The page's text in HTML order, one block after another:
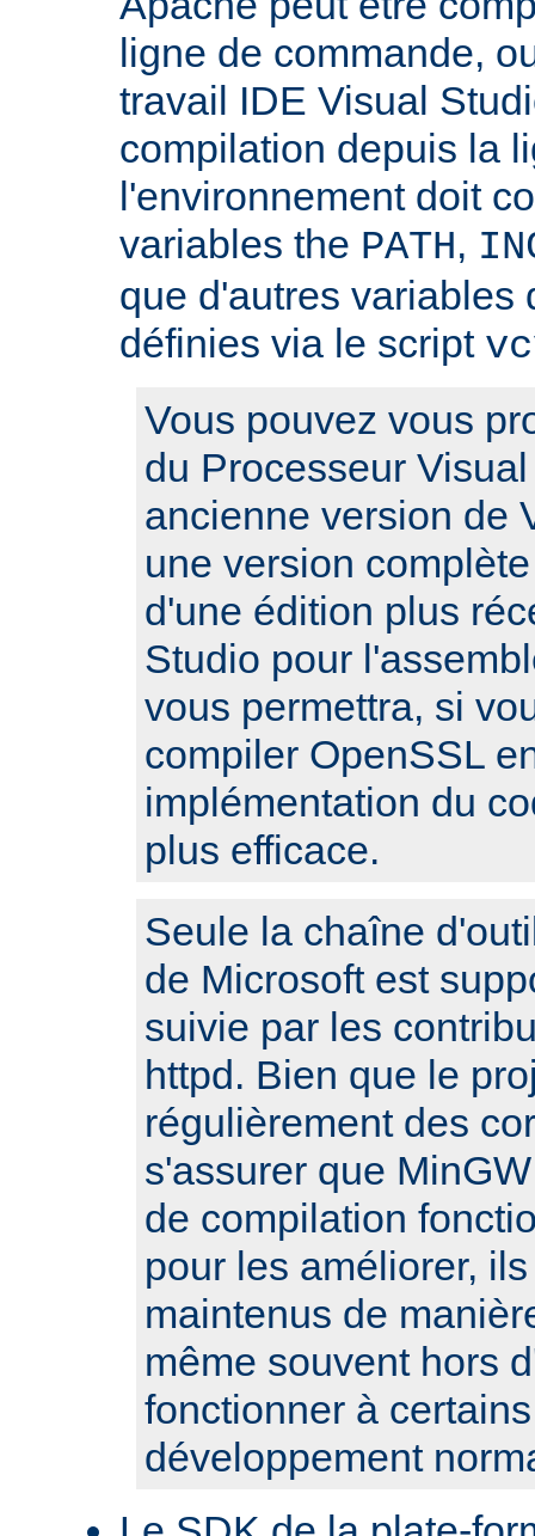
ligne de commande,
travail IDE Visual
compilation depuis la
l'environnement doit
variables the PATH,
que d'autres variables
définies via le script
Vous pouvez vous
du Processeur
ancienne version de
une version
d'une édition plus
Studio pour
vous permettra, si
compiler OpenSSL
implémentation du
plus efficace.
Seule la chaîne
de Microsoft est
suivie par les
httpd. Bien que le
régulièrement des
s'assurer que
de compilation
pour les améliorer,
maintenus de
même souvent hors
fonctionner à
développement